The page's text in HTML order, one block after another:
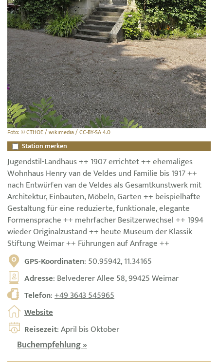
Foto: © CTHOE / wikimedia / CC-BY-SA 4.0
Station merken
Jugendstil-Landhaus ++ 1907 errichtet ++ ehemaliges
Wohnhaus Henry van de Veldes und Familie bis 1917 ++
nach Entwürfen van de Veldes als Gesamtkunstwerk mit
Architektur, Einbauten, Möbeln, Garten ++ beispielhafte
Gestaltung für eine reduzierte, funktionale, elegante
Formensprache ++ mehrfacher Besitzerwechsel ++ 1994
wieder Originalzustand ++ heute Museum der Klassik
Stiftung Weimar ++ Führungen auf Anfrage ++
GPS-Koordinaten: 50.95942, 11.34165
Adresse: Belvederer Allee 58, 99425 Weimar
Telefon:+49 3643 545965
Website
Reisezeit: April bis Oktober
Buchempfehlung »